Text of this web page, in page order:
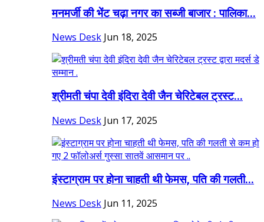
मनमर्जी की भेंट चढ़ा नगर का सब्जी बाजार : पालिका...
News Desk Jun 18, 2025
श्रीमती चंपा देवी इंदिरा देवी जैन चेरिटेबल ट्रस्ट...
News Desk Jun 17, 2025
इंस्टाग्राम पर होना चाहती थी फेमस, पति की गलती...
News Desk Jun 11, 2025